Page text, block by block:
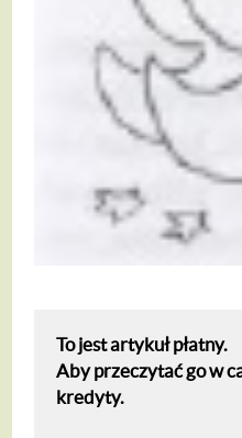
To jest artykuł płatny.
Aby przeczytać go w
kredyty.